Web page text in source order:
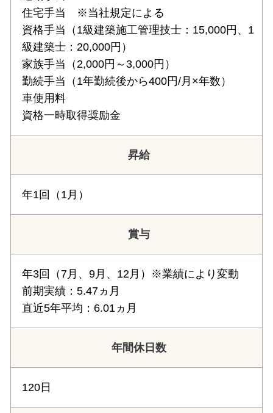
住宅手当 ※当社規定による
資格手当（1級建築施工管理技士：15,000円、1
級建築士：20,000円）
家族手当（2,000円～3,000円）
勤続手当（1年勤続後から400円/月×年数）
車使用料
資格一時取得奨励金
昇給
年1回（1月）
賞与
年3回（7月、9月、12月）※業績により変動
前期実績：5.47ヵ月
直近5年平均：6.01ヵ月
年間休日数
120日